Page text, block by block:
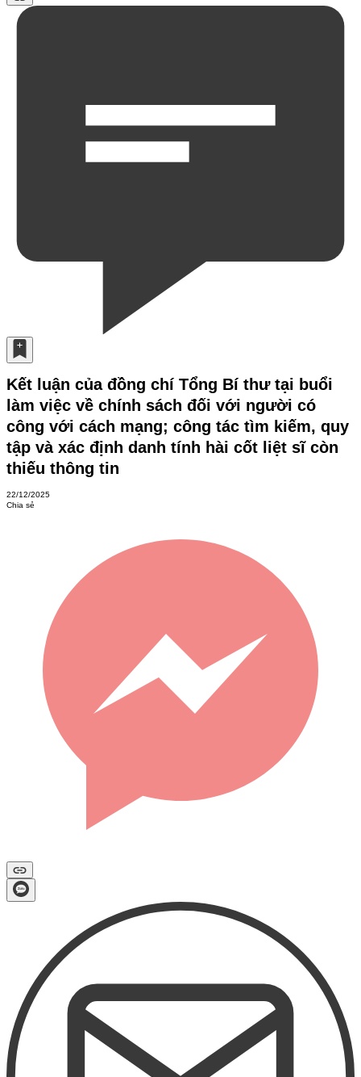
Kết luận của đồng chí Tổng Bí thư tại buổi
làm việc về chính sách đối với người có
công với cách mạng; công tác tìm kiếm, quy
tập và xác định danh tính hài cốt liệt sĩ còn
thiếu thông tin
22/12/2025
Chia sẻ